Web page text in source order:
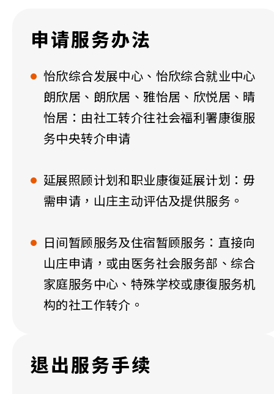
申请服务办法
怡欣综合发展中心、怡欣综合就业中心
朗欣居、朗欣居、雅怡居、欣悦居、晴
怡居：由社工转介往社会福利署康復服
务中央转介申请
延展照顾计划和职业康復延展计划：毋
需申请，山庄主动评估及提供服务。
日间暂顾服务及住宿暂顾服务：直接向
山庄申请，或由医务社会服务部、综合
家庭服务中心、特殊学校或康復服务机
构的社工作转介。
退出服务手续